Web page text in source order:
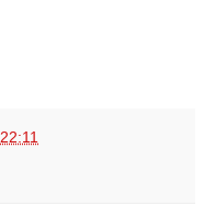
22:11